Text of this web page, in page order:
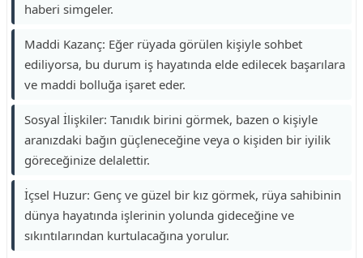
haberi simgeler.
Maddi Kazanç: Eğer rüyada görülen kişiyle sohbet
ediliyorsa, bu durum iş hayatında elde edilecek başarılara
ve maddi bolluğa işaret eder.
Sosyal İlişkiler: Tanıdık birini görmek, bazen o kişiyle
aranızdaki bağın güçleneceğine veya o kişiden bir iyilik
göreceğinize delalettir.
İçsel Huzur: Genç ve güzel bir kız görmek, rüya sahibinin
dünya hayatında işlerinin yolunda gideceğine ve
sıkıntılarından kurtulacağına yorulur.